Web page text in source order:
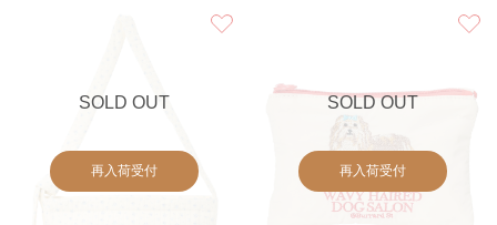
SOLD OUT
再入荷受付
SOLD OUT
再入荷受付